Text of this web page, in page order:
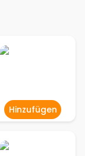
Hinzufügen